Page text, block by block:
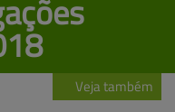
Veja também